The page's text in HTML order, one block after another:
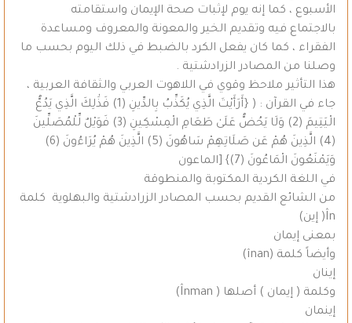
الأسبوع ، كما إنه يوم لإثبات صحة الإيمان واستقامته
بالاجتماع فيه وتقديم الخير والمعونة والمعروف ومساعدة
الفقراء ، كما كان يفعل الكرد بالضبط في ذلك اليوم بحسب ما
وصلنا من المصادر الزرادشتية .
هذا التأثير ملاحظ وقوي في اللاهوت العربي والثقافة العربية ،
جاء في القرآن : ( {أَرَأَيْتَ الَّذِي يُكَذِّبُ بِالدِّينِ (1) فَذَٰلِكَ الَّذِي يَدُعُّ
الْيَتِيمَ (2) وَلَا يَحُضُّ عَلَىٰ طَعَامِ الْمِسْكِينِ (3) فَوَيْلٌ لِّلْمُصَلِّينَ
(4) الَّذِينَ هُمْ عَن صَلَاتِهِمْ سَاهُونَ (5) الَّذِينَ هُمْ يُرَاءُونَ (6)
وَيَمْنَعُونَ الْمَاعُونَ (7)} [الماعون
في اللغة الكردية المكتوبة والمنطوقة
من الشائع القديم بحسب المصادر الزرادشتية والبهلوية كلمة
În( إين)
بمعنى إيمان
وأيضاً كلمة (înan)
إينان
وكلمة ( إيمان ) أصلها ( Înman)
إينمان